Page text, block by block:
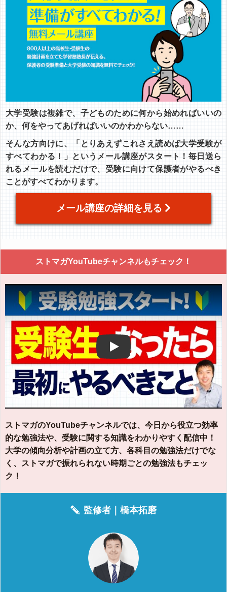
大学受験は複雑で、子どものために何から始めればいいの
か、何をやってあげればいいのかわからない……
そんな方向けに、「とりあえずこれさえ読めば大学受験が
すべてわかる！」というメール講座がスタート！毎日送ら
れるメールを読むだけで、受験に向けて保護者がやるべき
ことがすべてわかります。
メール講座の詳細を見る
ストマガYouTubeチャンネルもチェック！
Play
ストマガのYouTubeチャンネルでは、今日から役立つ効率
的な勉強法や、受験に関する知識をわかりやすく配信中！
大学の傾向分析や計画の立て方、各科目の勉強法だけでな
く、ストマガで振れられない時期ごとの勉強法もチェッ
ク！
監修者｜橋本拓磨